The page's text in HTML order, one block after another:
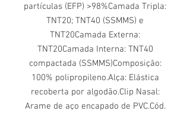
partículas (EFP) >98%Camada Tripla:
TNT20; TNT40 (SSMMS) e
TNT20Camada Externa:
TNT20Camada Interna: TNT40
compactada (SSMMS)Composição:
100% polipropileno.Alça: Elástica
recoberta por algodão.Clip Nasal:
Arame de aço encapado de PVC.Cód.